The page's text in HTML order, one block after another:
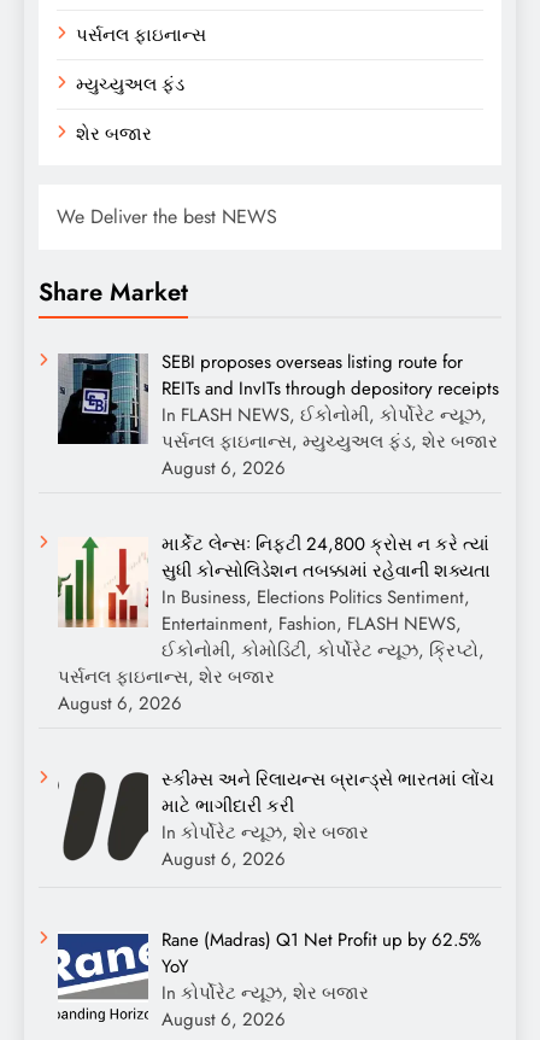
પર્સનલ ફાઇનાન્સ
મ્યુચ્યુઅલ ફંડ
શેર બજાર
We Deliver the best NEWS
Share Market
SEBI proposes overseas listing route for
REITs and InvITs through depository receipts
In FLASH NEWS, ઈકોનોમી, કોર્પોરેટ ન્યૂઝ,
પર્સનલ ફાઇનાન્સ, મ્યુચ્યુઅલ ફંડ, શેર બજાર
August 6, 2026
માર્કેટ લેન્સઃ નિફ્ટી 24,800 ક્રોસ ન કરે ત્યાં
સુધી કોન્સોલિડેશન તબક્કામાં રહેવાની શક્યતા
In Business, Elections Politics Sentiment,
Entertainment, Fashion, FLASH NEWS,
ઈકોનોમી, કોમોડિટી, કોર્પોરેટ ન્યૂઝ, ક્રિપ્ટો,
પર્સનલ ફાઇનાન્સ, શેર બજાર
August 6, 2026
સ્કીમ્સ અને રિલાયન્સ બ્રાન્ડ્સે ભારતમાં લોંચ
માટે ભાગીદારી કરી
In કોર્પોરેટ ન્યૂઝ, શેર બજાર
August 6, 2026
Rane (Madras) Q1 Net Profit up by 62.5%
YoY
In કોર્પોરેટ ન્યૂઝ, શેર બજાર
August 6, 2026